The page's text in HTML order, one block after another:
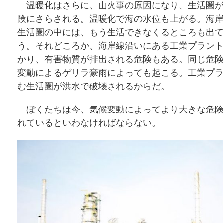
温暖化はさらに、山火事の原因になり、生活圏
険にさらされる。温暖化で海の水位も上がる。海
生活圏の中には、もう生活できなくるところも出
う。それどころか、海岸線沿いにある工業プラン
かり、有害物質が排出される危険もある。同じ危
変動によるゲリラ豪雨によっても起こる。工業プ
む生活圏が洪水で破壊されるからだ。
ぼくたちは今、気候変動によってより大きな危
れているといわなければならない。